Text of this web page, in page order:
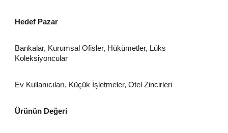
Hedef Pazar
Bankalar, Kurumsal Ofisler, Hükümetler, Lüks
Koleksiyoncular
Ev Kullanıcıları, Küçük İşletmeler, Otel Zincirleri
Ürünün Değeri